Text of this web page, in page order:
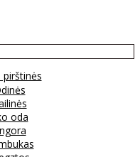
oda